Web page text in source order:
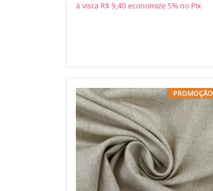
à vista R$ 9,40economize5% no Pix
PROMOÇÃO